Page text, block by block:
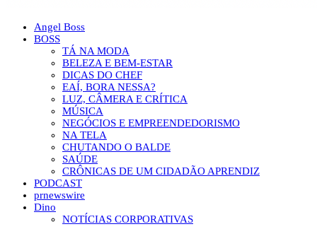
Angel Boss
BOSS
TÁ NA MODA
BELEZA E BEM-ESTAR
DICAS DO CHEF
EAÍ, BORA NESSA?
LUZ, CÂMERA E CRÍTICA
MÚSICA
NEGÓCIOS E EMPREENDEDORISMO
NA TELA
CHUTANDO O BALDE
SAÚDE
CRÔNICAS DE UM CIDADÃO APRENDIZ
PODCAST
prnewswire
Dino
NOTÍCIAS CORPORATIVAS